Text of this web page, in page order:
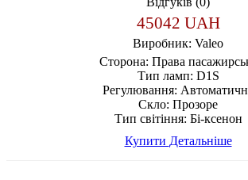
45042 UAH
Виробник: Valeo
Сторона: Права
Тип ламп: D1S
Регулювання:
Скло: Прозоре
Тип світіння: Бі-ксенон
Купити Детальніше